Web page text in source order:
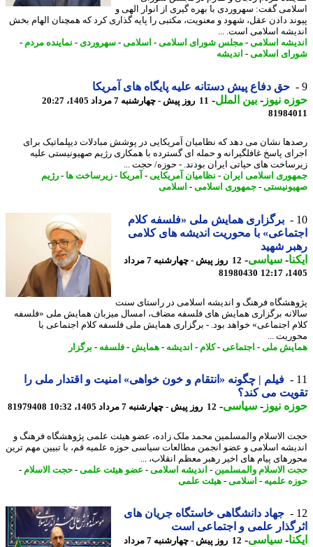
گفت: سهروردی با بهره گیری از انوار الهی و
دادن عقل، شهود و معنویت، مکتبی را پایه گذاری کرد که همچنان الهام بخش
اسلامی است. ...
اسلامی-مجلس شورای اسلامی-اسلامی-سهروردی-نماینده مردم-
اسلامی-اندیشه
حق دفاع پیش دستانه علیه پایگاه های آمریکا
نیوز-بین الملل-11 روز پیش - چهارشنبه 7 مرداد 1405، 20:27
نشان می دهد که نظامیان آمریکایی در پوشش مبادلات دیپلماتیک برای
پاسخ غافلگیرانه و حمله ای گسترده با همکاری رژیم صهیونیستی علیه
های حیاتی ایران بودند. - حوزه/ حجت ...
اسلامی ایران - نظامیان آمریکایی-آمریکا- زیرساخت ها- رژیم
-جمهوری اسلامی-اسلامی
برگزاری همایش ملی «فلسفه کلام
با محوریت اندیشه های کلامی
شهید
-سیاسی-
12 روز پیش - چهارشنبه 7 مرداد
81980430
فرهنگ و اندیشه اسلامی در راستای سنت
برگزاری همایش های فلسفه مضاف، امسال میزبان همایش ملی «فلسفه
اجتماعی» خواهد بود. - برگزاری همایش ملی فلسفه کلام اجتماعی با
...
ملی -اجتماعی-کلام-اندیشه-همایش-فلسفه-برگزار
فیلم | چگونه «انتقام و خون خواهی» امنیت و اقتدار ملی را
می کند؟
نیوز-سیاسی-12 روز پیش - چهارشنبه 7 مرداد 1405، 10:32 81979408
الاسلام والمسلمین محمد ملک زاده، عضو هیئت علمی پژوهشگاه فرهنگ و
اسلامی و عضو انجمن مطالعات سیاسی حوزه علمیه قم، با تبیین مهم ترین
پیام های اخیر رهبر معظم انقلاب، ...
الاسلام والمسلمین-اندیشه اسلامی-عضو هیئت علمی-حجت الاسلام-
علمیه-اسلامی-هیئت علمی
جهاد دانشگاهی خاستگاه جریان های
علمی و اجتماعی است
-سیاسی-
12 روز پیش - چهارشنبه 7 مرداد